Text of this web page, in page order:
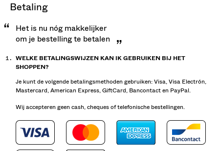
betaling
Het is nu nóg makkelijker
om je bestelling te betalen
WELKE BETALINGSWIJZEN KAN IK GEBRUIKEN BIJ HET
SHOPPEN?
Je kunt de volgende betalingsmethoden gebruiken: Visa, Visa Electrón,
Mastercard, American Express, GiftCard, Bancontact en PayPal.
Wij accepteren geen cash, cheques of telefonische bestellingen.